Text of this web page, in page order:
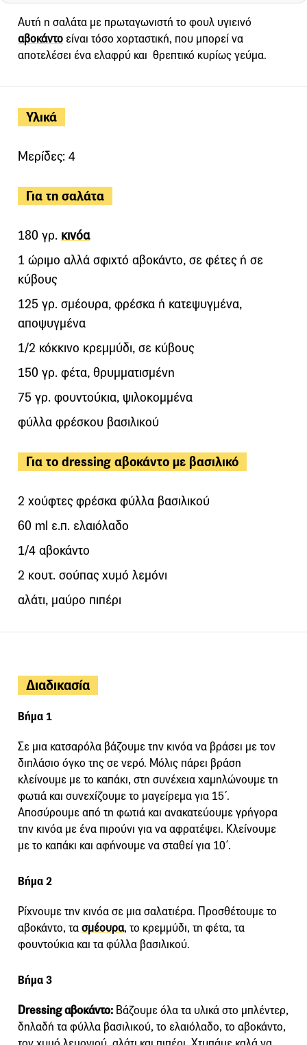
Υλικά
Μερίδες: 4
Για τη σαλάτα
180 γρ. κινόα
1 ώριμο αλλά σφιχτό αβοκάντο, σε φέτες ή σε
κύβους
125 γρ. σμέουρα, φρέσκα ή κατεψυγμένα,
αποψυγμένα
1/2 κόκκινο κρεμμύδι, σε κύβους
150 γρ. φέτα, θρυμματισμένη
75 γρ. φουντούκια, ψιλοκομμένα
φύλλα φρέσκου βασιλικού
Για το dressing αβοκάντο με βασιλικό
2 χούφτες φρέσκα φύλλα βασιλικού
60 ml ε.π. ελαιόλαδο
1/4 αβοκάντο
2 κουτ. σούπας χυμό λεμόνι
αλάτι, μαύρο πιπέρι
Αυτή η σαλάτα με πρωταγωνιστή το φουλ υγιεινό
αβοκάντο είναι τόσο χορταστική, που μπορεί να
αποτελέσει ένα ελαφρύ και θρεπτικό κυρίως γεύμα.
Διαδικασία
Βήμα 1
Σε μια κατσαρόλα βάζουμε την κινόα να βράσει με τον
διπλάσιο όγκο της σε νερό. Μόλις πάρει βράση
κλείνουμε με το καπάκι, στη συνέχεια χαμηλώνουμε τη
φωτιά και συνεχίζουμε το μαγείρεμα για 15΄.
Αποσύρουμε από τη φωτιά και ανακατεύουμε γρήγορα
την κινόα με ένα πιρούνι για να αφρατέψει. Κλείνουμε
με το καπάκι και αφήνουμε να σταθεί για 10΄.
Βήμα 2
Ρίχνουμε την κινόα σε μια σαλατιέρα. Προσθέτουμε το
αβοκάντο, τασμέουρα, το κρεμμύδι, τη φέτα, τα
φουντούκια και τα φύλλα βασιλικού.
Βήμα 3
Dressing αβοκάντο: Βάζουμε όλα τα υλικά στο μπλέντερ,
δηλαδή τα φύλλα βασιλικού, το ελαιόλαδο, το αβοκάντο,